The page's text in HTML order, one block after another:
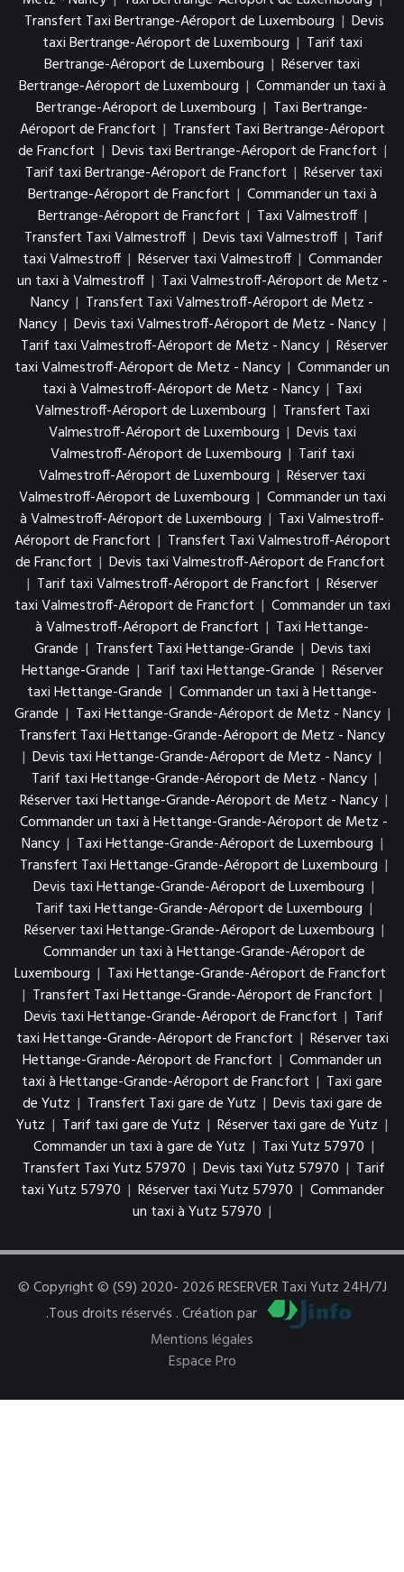
Transfert Taxi Bertrange-Aéroport de Luxembourg | Devis
taxi Bertrange-Aéroport de Luxembourg | Tarif taxi
Bertrange-Aéroport de Luxembourg | Réserver taxi
Bertrange-Aéroport de Luxembourg | Commander un taxi à
Bertrange-Aéroport de Luxembourg | Taxi Bertrange-
Aéroport de Francfort | Transfert Taxi Bertrange-Aéroport
de Francfort | Devis taxi Bertrange-Aéroport de Francfort |
Tarif taxi Bertrange-Aéroport de Francfort | Réserver taxi
Bertrange-Aéroport de Francfort | Commander un taxi à
Bertrange-Aéroport de Francfort | Taxi Valmestroff |
Transfert Taxi Valmestroff | Devis taxi Valmestroff | Tarif
taxi Valmestroff | Réserver taxi Valmestroff | Commander
un taxi à Valmestroff | Taxi Valmestroff-Aéroport de Metz -
Nancy | Transfert Taxi Valmestroff-Aéroport de Metz -
Nancy | Devis taxi Valmestroff-Aéroport de Metz - Nancy |
Tarif taxi Valmestroff-Aéroport de Metz - Nancy | Réserver
taxi Valmestroff-Aéroport de Metz - Nancy | Commander un
taxi à Valmestroff-Aéroport de Metz - Nancy | Taxi
Valmestroff-Aéroport de Luxembourg | Transfert Taxi
Valmestroff-Aéroport de Luxembourg | Devis taxi
Valmestroff-Aéroport de Luxembourg | Tarif taxi
Valmestroff-Aéroport de Luxembourg | Réserver taxi
Valmestroff-Aéroport de Luxembourg | Commander un taxi
à Valmestroff-Aéroport de Luxembourg | Taxi Valmestroff-
Aéroport de Francfort | Transfert Taxi Valmestroff-Aéroport
de Francfort | Devis taxi Valmestroff-Aéroport de Francfort
| Tarif taxi Valmestroff-Aéroport de Francfort | Réserver
taxi Valmestroff-Aéroport de Francfort | Commander un taxi
à Valmestroff-Aéroport de Francfort | Taxi Hettange-
Grande | Transfert Taxi Hettange-Grande | Devis taxi
Hettange-Grande | Tarif taxi Hettange-Grande | Réserver
taxi Hettange-Grande | Commander un taxi à Hettange-
Grande | Taxi Hettange-Grande-Aéroport de Metz - Nancy |
Transfert Taxi Hettange-Grande-Aéroport de Metz - Nancy
| Devis taxi Hettange-Grande-Aéroport de Metz - Nancy |
Tarif taxi Hettange-Grande-Aéroport de Metz - Nancy |
Réserver taxi Hettange-Grande-Aéroport de Metz - Nancy |
Commander un taxi à Hettange-Grande-Aéroport de Metz -
Nancy | Taxi Hettange-Grande-Aéroport de Luxembourg |
Transfert Taxi Hettange-Grande-Aéroport de Luxembourg |
Devis taxi Hettange-Grande-Aéroport de Luxembourg |
Tarif taxi Hettange-Grande-Aéroport de Luxembourg |
Réserver taxi Hettange-Grande-Aéroport de Luxembourg |
Commander un taxi à Hettange-Grande-Aéroport de
Luxembourg | Taxi Hettange-Grande-Aéroport de Francfort
| Transfert Taxi Hettange-Grande-Aéroport de Francfort |
Devis taxi Hettange-Grande-Aéroport de Francfort | Tarif
taxi Hettange-Grande-Aéroport de Francfort | Réserver taxi
Hettange-Grande-Aéroport de Francfort | Commander un
taxi à Hettange-Grande-Aéroport de Francfort | Taxi gare
de Yutz | Transfert Taxi gare de Yutz | Devis taxi gare de
Yutz | Tarif taxi gare de Yutz | Réserver taxi gare de Yutz |
Commander un taxi à gare de Yutz | Taxi Yutz 57970 |
Transfert Taxi Yutz 57970 | Devis taxi Yutz 57970 | Tarif
taxi Yutz 57970 | Réserver taxi Yutz 57970 | Commander
un taxi à Yutz 57970 |
© Copyright © (S9) 2020- 2026 RESERVER Taxi Yutz 24H/7J
.Tous droits réservés . Création par
Mentions légales
Espace Pro